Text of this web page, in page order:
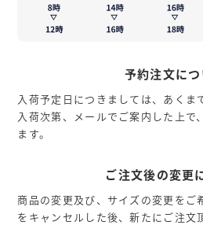
予約注文につ
入荷予定日につきましては、あくま
入荷次第、メールでご案内した上で
ます。
ご注文後の変更
商品の変更及び、サイズの変更をご
をキャンセルした後、新たにご注文